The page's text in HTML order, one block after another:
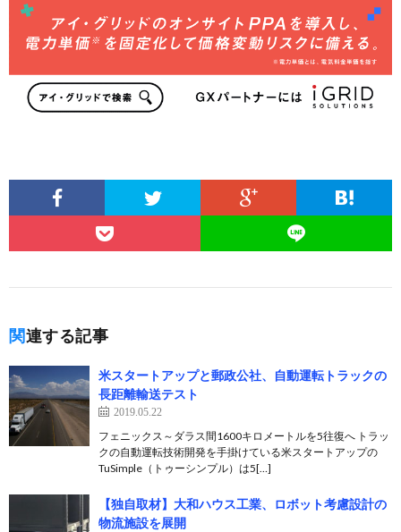
関連する記事
米スタートアップと郵政公社、自動運転トラックの
長距離輸送テスト
2019.05.22
フェニックス～ダラス間1600キロメートルを5往復へ トラッ
クの自動運転技術開発を手掛けている米スタートアップの
TuSimple（トゥーシンプル）は5[…]
【独自取材】大和ハウス工業、ロボット考慮設計の
物流施設を展開